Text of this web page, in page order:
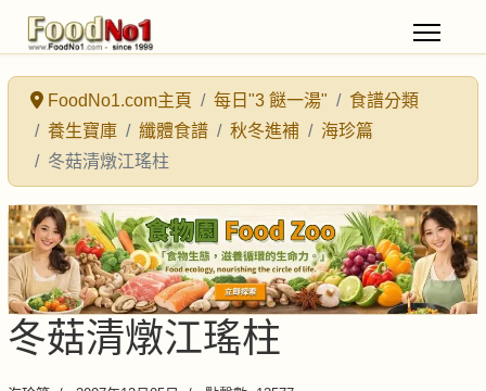
FoodNo1.com主頁 每日"3 餸一湯"
食譜分類
養生寶庫
纖體食譜 秋冬進補
海珍篇
冬菇清燉江瑤柱
冬菇清燉江瑤柱